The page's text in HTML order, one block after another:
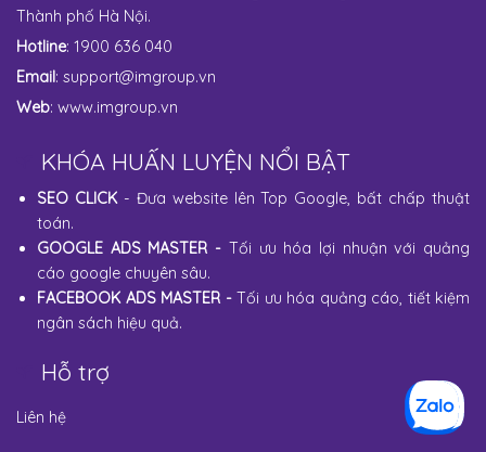
Thành phố Hà Nội.
Hotline: 1900 636 040
Email: support@imgroup.vn
Web: www.imgroup.vn
KHÓA HUẤN LUYỆN NỔI BẬT
SEO CLICK- Đưa website lên Top Google, bất chấp thuật
toán.
GOOGLE ADS MASTER - Tối ưu hóa lợi nhuận với quảng
cáo google chuyên sâu.
FACEBOOK ADS MASTER - Tối ưu hóa quảng cáo, tiết kiệm
ngân sách hiệu quả.
Hỗ trợ
Liên hệ